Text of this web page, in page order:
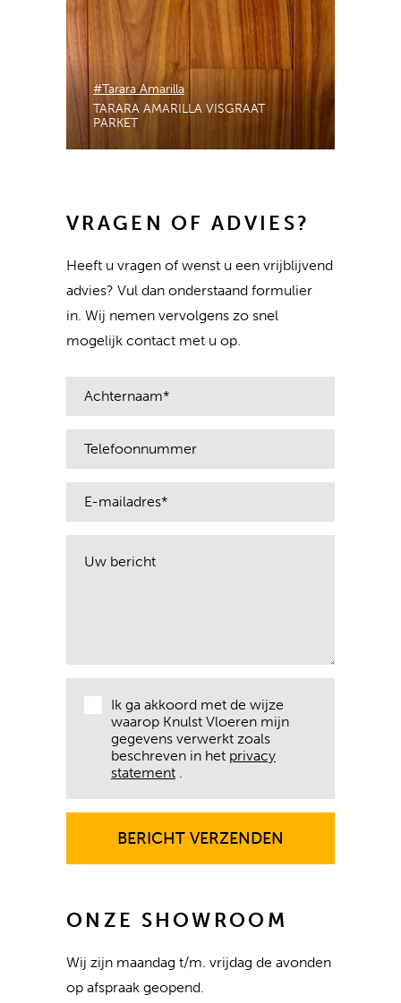
#Tarara Amarilla
TARARA AMARILLA VISGRAAT
PARKET
VRAGEN OF ADVIES?
Heeft u vragen of wenst u een vrijblijvend
advies? Vul dan onderstaand formulier
in. Wij nemen vervolgens zo snel
mogelijk contact met u op.
Ik ga akkoord met de wijze
waarop Knulst Vloeren mijn
gegevens verwerkt zoals
beschreven in het privacy
statement .
BERICHT VERZENDEN
BERICHT VERZENDEN
ONZE SHOWROOM
Wij zijn maandag t/m. vrijdag de avonden
op afspraak geopend.